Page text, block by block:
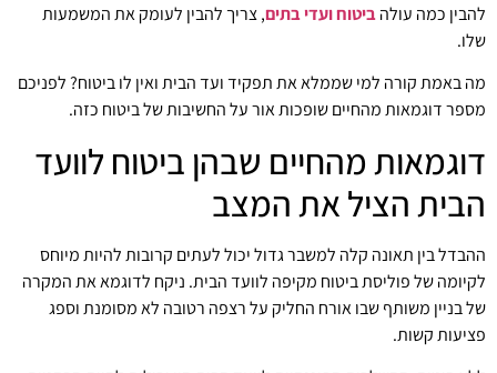
להבין כמה עולהביטוח ועדי בתים, צריך להבין לעומק את המשמעות
שלו.
מה באמת קורה למי שממלא את תפקיד ועד הבית ואין לו ביטוח? לפניכם
מספר דוגמאות מהחיים שופכות אור על החשיבות של ביטוח כזה.
דוגמאות מהחיים שבהן ביטוח לוועד
הבית הציל את המצב
ההבדל בין תאונה קלה למשבר גדול יכול לעתים קרובות להיות מיוחס
לקיומה של פוליסת ביטוח מקיפה לוועד הבית. ניקח לדוגמא את המקרה
של בניין משותף שבו אורח החליק על רצפה רטובה לא מסומנת וספג
פציעות קשות.